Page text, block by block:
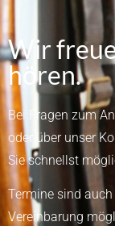
Wir
hören.
Bei Fragen zum
oder über unser
Sie schnellst
Termine sind
Vereinbarung